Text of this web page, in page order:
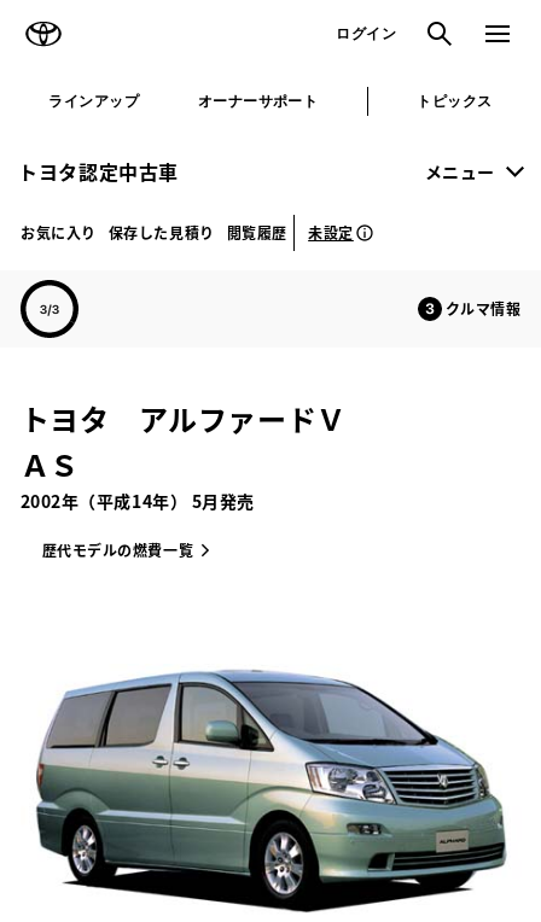
ログイン 検索 メニュ
ラインアップ オーナーサポート トピックス
トヨタ認定中古車 メニュー
お気に入り 保存した見積り 閲覧履歴 未設定
クルマ情報
トヨタ アルファードＶ
ＡＳ
2002年（平成14年） 5月発売
歴代モデルの燃費一覧